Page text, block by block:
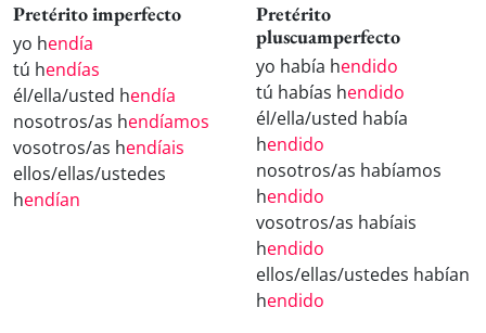
Pretérito imperfecto
yo hendía
tú hendías
él/ella/usted hendía
nosotros/as hendíamos
vosotros/as hendíais
ellos/ellas/ustedes
hendían
Pretérito
pluscuamperfecto
yo había hendido
tú habías hendido
él/ella/usted había
hendido
nosotros/as habíamos
hendido
vosotros/as habíais
hendido
ellos/ellas/ustedes habían
hendido